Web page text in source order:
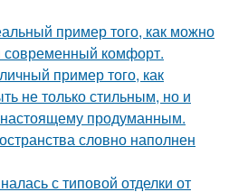
пример того, как можно
современный комфорт.
пример того, как
не только стильным, но и
продуманным.
словно наполнен
с типовой отделки от